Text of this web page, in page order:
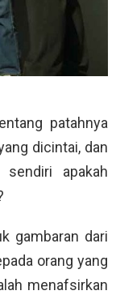
patahnya
dicintai, dan
apakah
gambaran dari
orang yang
menafsirkan